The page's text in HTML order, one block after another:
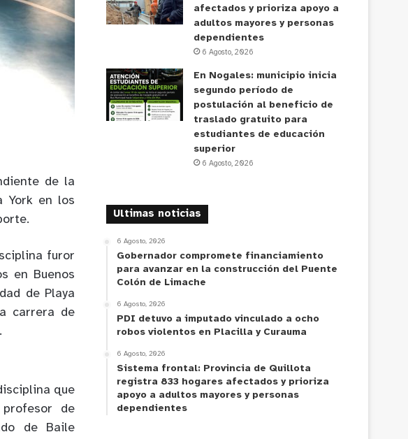
de la
York en los
furor
en Buenos
de Playa
carrera de
que
de
de Baile
afectados y prioriza apoyo a
adultos mayores y personas
dependientes
6 Agosto, 2026
En Nogales: municipio inicia
segundo período de
postulación al beneficio de
traslado gratuito para
estudiantes de educación
superior
6 Agosto, 2026
Ultimas noticias
6 Agosto, 2026
Gobernador compromete financiamiento
para avanzar en la construcción del Puente
Colón de Limache
6 Agosto, 2026
PDI detuvo a imputado vinculado a ocho
robos violentos en Placilla y Curauma
6 Agosto, 2026
Sistema frontal: Provincia de Quillota
registra 833 hogares afectados y prioriza
apoyo a adultos mayores y personas
dependientes